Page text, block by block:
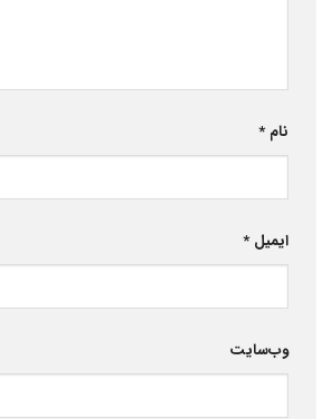
نام*
ایمیل*
وب‌سایت